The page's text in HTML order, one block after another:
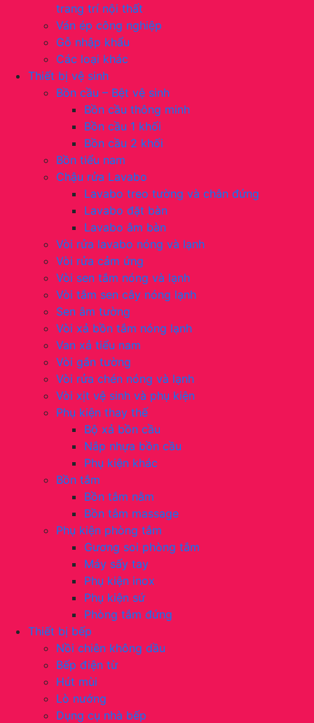
trang trí nội thất
Ván ép công nghiệp
Gỗ nhập khẩu
Các loại khác
Thiết bị vệ sinh
Bồn cầu – Bệt vệ sinh
Bồn cầu thông minh
Bồn cầu 1 khối
Bồn cầu 2 khối
Bồn tiểu nam
Chậu rửa Lavabo
Lavabo treo tường và chân đứng
Lavabo đặt bàn
Lavabo âm bàn
Vòi rửa lavabo nóng và lạnh
Vòi rửa cảm ứng
Vòi sen tắm nóng và lạnh
Vòi tắm sen cây nóng lạnh
Sen âm tường
Vòi xả bồn tắm nóng lạnh
Van xả tiểu nam
Vòi gắn tường
Vòi rửa chén nóng và lạnh
Vòi xịt vệ sinh và phụ kiện
Phụ kiện thay thế
Bộ xả bồn cầu
Nắp nhựa bồn cầu
Phụ kiện khác
Bồn tắm
Bồn tắm nằm
Bồn tắm massage
Phụ kiện phòng tắm
Gương soi phòng tắm
Máy sấy tay
Phụ kiện inox
Phụ kiện sứ
Phòng tắm đứng
Thiết bị bếp
Nồi chiên không dầu
Bếp điện từ
Hút mùi
Lò nướng
Dụng cụ nhà bếp